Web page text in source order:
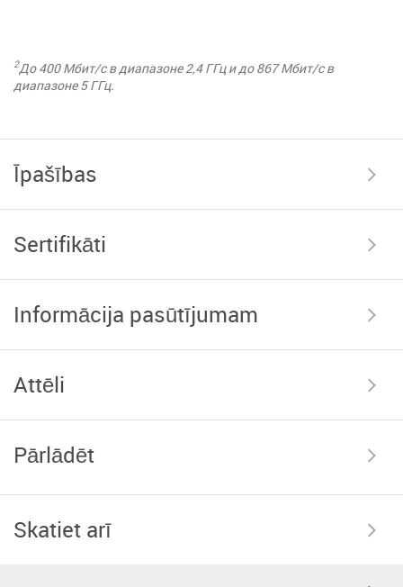
2До 400 Мбит/с в диапазоне 2,4 ГГц и до 867 Мбит/с в
диапазоне 5 ГГц.
Īpašības
Sertifikāti
Informācija pasūtījumam
Attēli
Pārlādēt
Skatiet arī